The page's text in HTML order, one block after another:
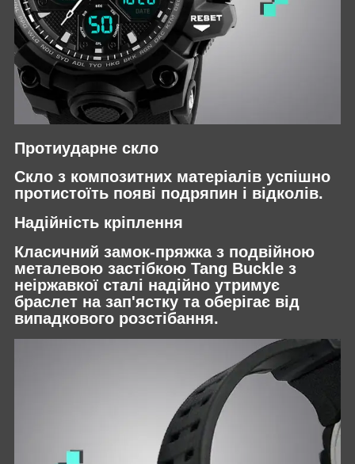
Протиударне скло
Скло з композитних матеріалів успішно
протистоїть появі подряпин і відколів.
Надійність кріплення
Класичний замок-пряжка з подвійною
металевою застібкою Tang Buckle з
неіржавкої сталі надійно утримує
браслет на зап'ястку та оберігає від
випадкового розстібання.